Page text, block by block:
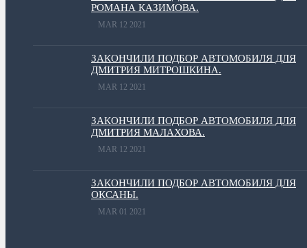
РОМАНА КАЗИМОВА.
MAR 12 2021
ЗАКОНЧИЛИ ПОДБОР АВТОМОБИЛЯ ДЛЯ
ДМИТРИЯ МИТРОШКИНА.
MAR 12 2021
ЗАКОНЧИЛИ ПОДБОР АВТОМОБИЛЯ ДЛЯ
ДМИТРИЯ МАЛАХОВА.
MAR 12 2021
ЗАКОНЧИЛИ ПОДБОР АВТОМОБИЛЯ ДЛЯ
ОКСАНЫ.
MAR 01 2021